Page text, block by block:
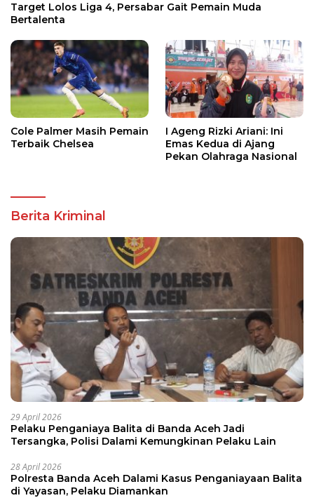
Target Lolos Liga 4, Persabar Gait Pemain Muda
Bertalenta
Cole Palmer Masih Pemain
Terbaik Chelsea
I Ageng Rizki Ariani: Ini
Emas Kedua di Ajang
Pekan Olahraga Nasional
Berita Kriminal
29 April 2026
Pelaku Penganiaya Balita di Banda Aceh Jadi
Tersangka, Polisi Dalami Kemungkinan Pelaku Lain
28 April 2026
Polresta Banda Aceh Dalami Kasus Penganiayaan Balita
di Yayasan, Pelaku Diamankan